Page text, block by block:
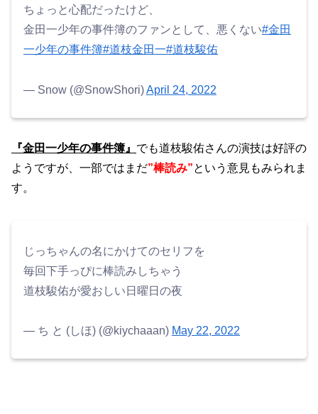
ちょっと心配だったけど、
金田一少年の事件簿のファンとして、悪くない#金田
一少年の事件簿#道枝金田一#道枝駿佑
— Snow (@SnowShori)April 24, 2022
『金田一少年の事件簿』 でも道枝駿佑さんの演技は好評の
ようですが、一部ではまだ”棒読み”という意見もみられま
す。
じっちゃんの名にかけてのセリフを
毎回下手っぴに棒読みしちゃう
道枝駿佑が愛おしい日曜日の夜‍
— ち と (しほ) (@kiychaaan) May 22, 2022